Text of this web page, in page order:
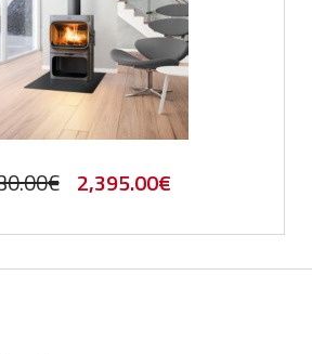
€ Original
2,395.00€Current